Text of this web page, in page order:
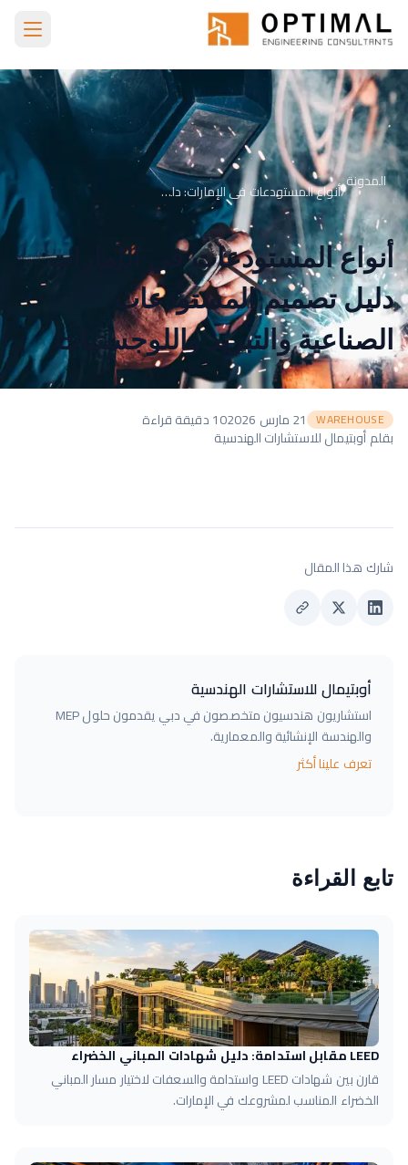
Skip to main content
الرئيسية المدونة Warehouse Types Uae Guide
المدونة/ أنواع المستودعات في الإمارات: دليل تصميم المستودعات الصناعية والتبريد واللوجستيات
أنواع المستودعات في الإمارات:
دليل تصميم المستودعات
الصناعية والتبريد واللوجستيات
WAREHOUSE 21 مارس 2026 10دقيقة قراءة
بقلمأوبتيمال للاستشارات الهندسية
شارك هذا المقال
أوبتيمال للاستشارات الهندسية
استشاريون هندسيون متخصصون في دبي يقدمون حلول MEP
والهندسة الإنشائية والمعمارية.
تعرف علينا أكثر
تابع القراءة
LEED مقابل استدامة: دليل شهادات المباني الخضراء
قارن بين شهادات LEED واستدامة والسعفات لاختيار مسار المباني
الخضراء المناسب لمشروعك في الإمارات.